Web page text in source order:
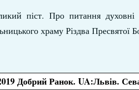
піст. Про питання
храму Різдва Пресвятої
Добрий Ранок. UA:Львів.